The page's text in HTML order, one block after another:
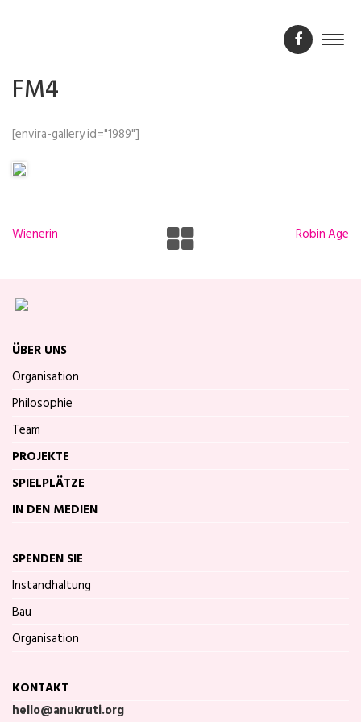
FM4
[envira-gallery id="1989"]
Wienerin Robin Age
ÜBER UNS
Organisation
Philosophie
Team
PROJEKTE
SPIELPLÄTZE
IN DEN MEDIEN
SPENDEN SIE
Instandhaltung
Bau
Organisation
KONTAKT
hello@anukruti.org